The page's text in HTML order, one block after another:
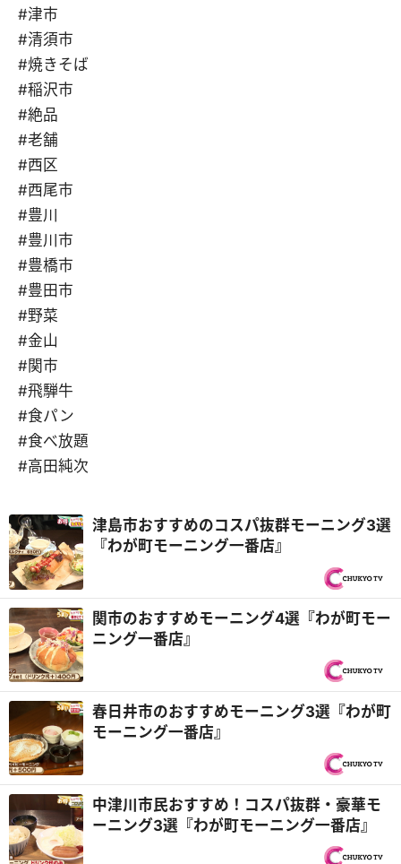
#津市
#清須市
#焼きそば
#稲沢市
#絶品
#老舗
#西区
#西尾市
#豊川
#豊川市
#豊橋市
#豊田市
#野菜
#金山
#関市
#飛騨牛
#食パン
#食べ放題
#高田純次
津島市おすすめのコスパ抜群モーニング3選
『わが町モーニング一番店』
関市のおすすめモーニング4選『わが町モー
ニング一番店』
春日井市のおすすめモーニング3選『わが町
モーニング一番店』
中津川市民おすすめ！コスパ抜群・豪華モ
ーニング3選『わが町モーニング一番店』